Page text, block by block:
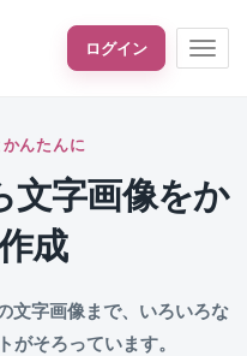
ログイン
んたんに
文字画像をか
成
文字画像まで、いろいろな
がそろっています。